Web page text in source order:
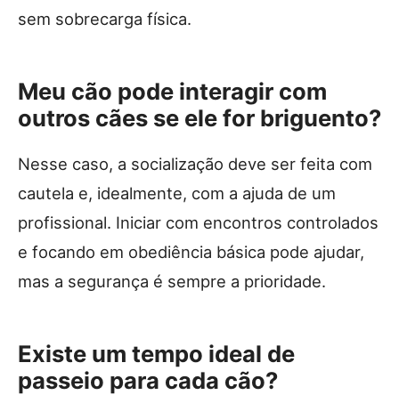
sem sobrecarga física.
Meu cão pode interagir com
outros cães se ele for briguento?
Nesse caso, a socialização deve ser feita com
cautela e, idealmente, com a ajuda de um
profissional. Iniciar com encontros controlados
e focando em obediência básica pode ajudar,
mas a segurança é sempre a prioridade.
Existe um tempo ideal de
passeio para cada cão?